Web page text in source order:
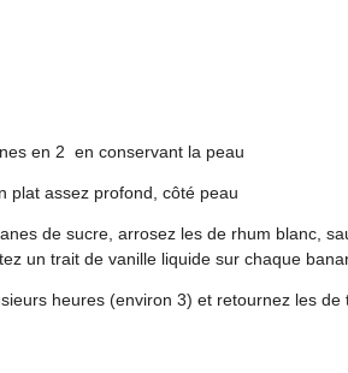
en 2 en conservant la peau
plat assez profond, côté peau
de sucre, arrosez les de rhum blanc,
un trait de vanille liquide sur chaque
heures (environ 3) et retournez les de